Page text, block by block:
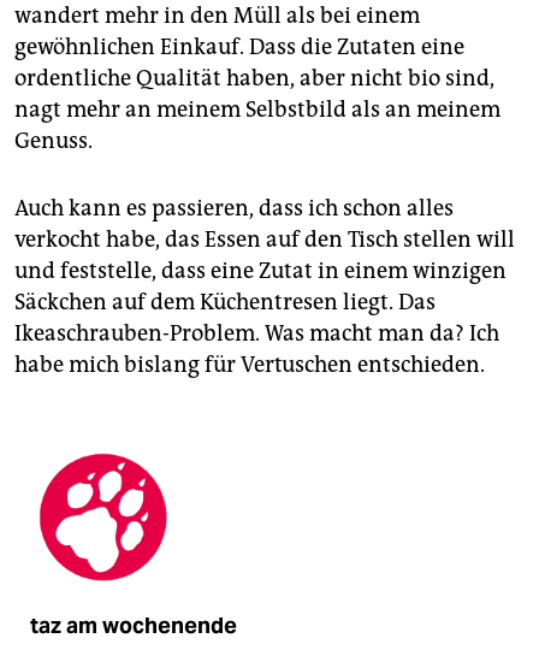
wandert mehr in den Müll als bei einem
gewöhnlichen Einkauf. Dass die Zutaten eine
ordentliche Qualität haben, aber nicht bio sind,
nagt mehr an meinem Selbstbild als an meinem
Genuss.
Auch kann es passieren, dass ich schon alles
verkocht habe, das Essen auf den Tisch stellen will
und feststelle, dass eine Zutat in einem winzigen
Säckchen auf dem Küchentresen liegt. Das
Ikeaschrauben-Problem. Was macht man da? Ich
habe mich bislang für Vertuschen entschieden.
taz am wochenende